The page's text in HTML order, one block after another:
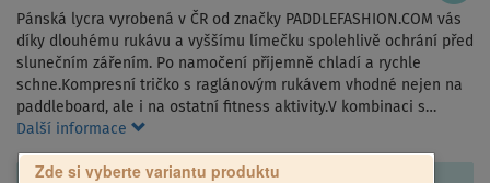
Pánská lycra vyrobená v ČR od značky PADDLEFASHION.COM vás
díky dlouhému rukávu a vyššímu límečku spolehlivě ochrání před
slunečním zářením. Po namočení příjemně chladí a rychle
schne.Kompresní tričko s raglánovým rukávem vhodné nejen na
paddleboard, ale i na ostatní fitness aktivity.V kombinaci s…
Další informace
Zde si vyberte variantu produktu